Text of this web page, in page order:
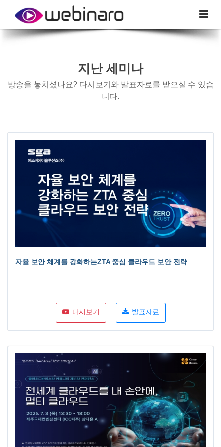
지난 세미나
방송을 놓치셨나요? 다시보기와 발표자료를 받으실 수 있습
니다.
자율 보안 체계를 강화하는ZTA 중심 클라우드 보안 전략
다시보기 발표자료